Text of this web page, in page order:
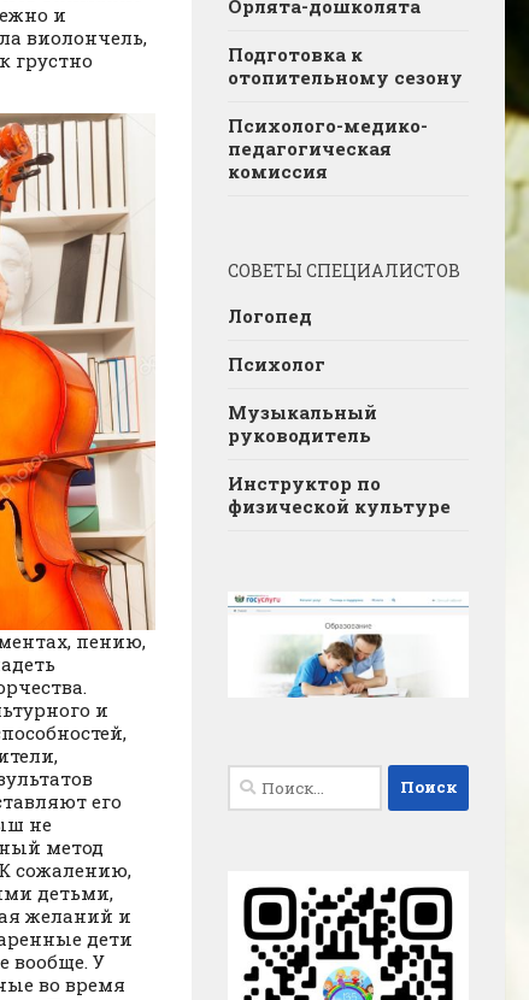
и
виолончель,
грустно
пению,
и
его
не
метод
сожалению,
детьми,
желаний и
дети
вообще. У
во время
Орлята-дошколята
Подготовка к
отопительному сезону
Психолого-медико-
педагогическая
комиссия
СОВЕТЫ СПЕЦИАЛИСТОВ
Логопед
Психолог
Музыкальный
руководитель
Инструктор по
физической культуре
Найти: